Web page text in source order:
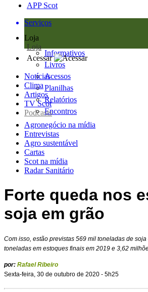
APP Scot
Serviços
Loja
Loja
Informativos
Livros
Acessos
Planilhas
Relatórios
Encontros
Acessar
Notícias
Clima
Artigos
TV Scot
Podcasts
Agronegócio na mídia
Entrevistas
Agro sustentável
Cartas
Scot na mídia
Radar Sanitário
Forte queda nos
soja em grão
Com isso, estão previstas 569 mil toneladas de
toneladas em estoques finais em 2019 e 3,62
por: Rafael Ribeiro
Sexta-feira, 30 de outubro de 2020 - 5h25